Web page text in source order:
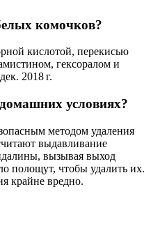
комочков?
кислотой, перекисью
гексоралом и
2018 г.
условиях?
методом удаления
выдавливание
вызывая выход
полощут, чтобы удалить их.
крайне вредно.